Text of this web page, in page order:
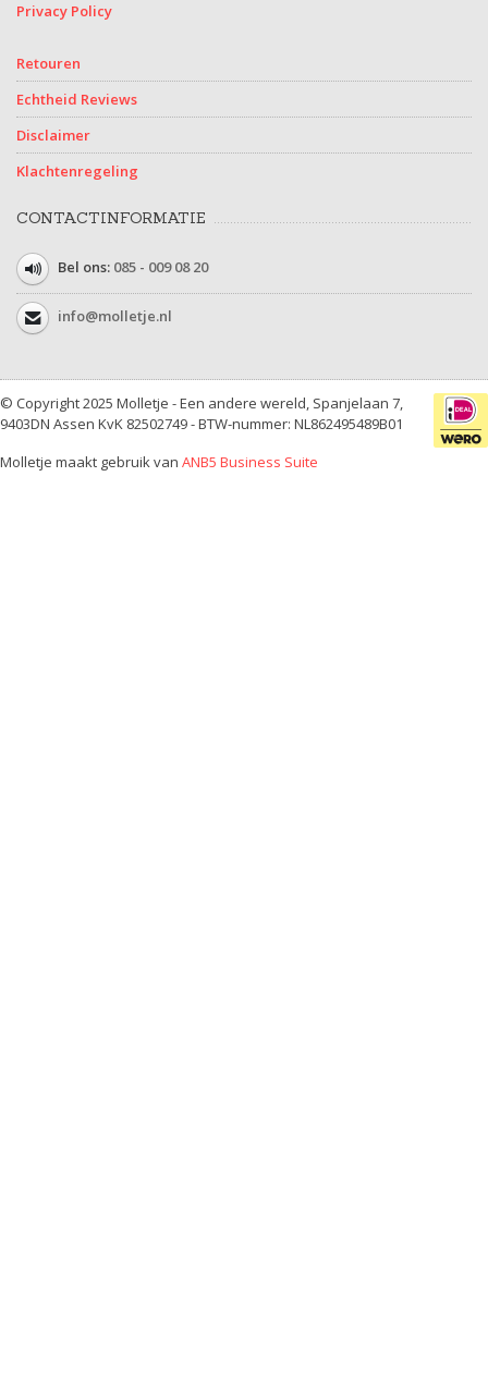
Privacy Policy
Retouren
Echtheid Reviews
Disclaimer
Klachtenregeling
CONTACTINFORMATIE
Bel ons: 085 - 009 08 20
info@molletje.nl
© Copyright 2025 Molletje - Een andere wereld, Spanjelaan 7,
9403DN Assen KvK 82502749 - BTW-nummer: NL862495489B01
Molletje maakt gebruik van ANB5 Business Suite